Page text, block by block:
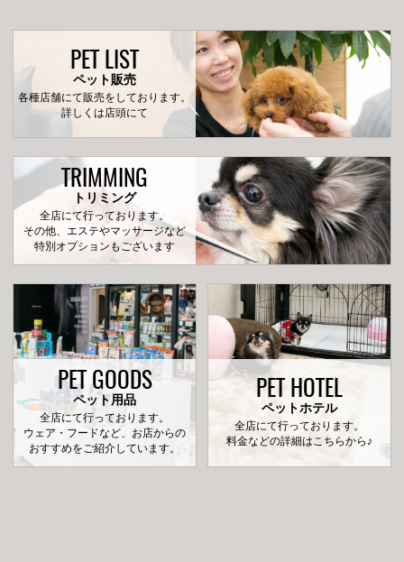
PET LIST
ペット販売
各種店舗にて販売をしております。
詳しくは店頭にて
TRIMMING
トリミング
全店にて行っております。
その他、エステやマッサージなど
特別オプションもございます
PET GOODS
ペット用品
全店にて行っております。
ウェア・フードなど、お店からの
おすすめをご紹介しています。
PET HOTEL
ペットホテル
全店にて行っております。
料金などの詳細はこちらから♪